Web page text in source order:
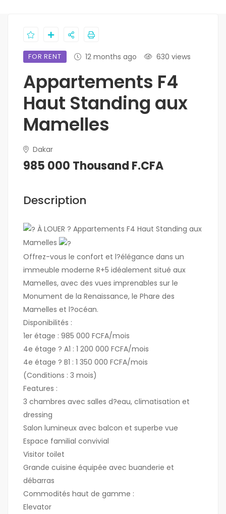
FOR RENT 12 months ago 630 views
Appartements F4
Haut Standing aux
Mamelles
Dakar
985 000 Thousand F.CFA
Description
À LOUER ? Appartements F4 Haut Standing aux
Mamelles
Offrez-vous le confort et l?élégance dans un
immeuble moderne R+5 idéalement situé aux
Mamelles, avec des vues imprenables sur le
Monument de la Renaissance, le Phare des
Mamelles et l?océan.
Disponibilités :
1er étage : 985 000 FCFA/mois
4e étage ? A1 : 1 200 000 FCFA/mois
4e étage ? B1 : 1 350 000 FCFA/mois
(Conditions : 3 mois)
Features :
3 chambres avec salles d?eau, climatisation et
dressing
Salon lumineux avec balcon et superbe vue
Espace familial convivial
Visitor toilet
Grande cuisine équipée avec buanderie et
débarras
Commodités haut de gamme :
Elevator